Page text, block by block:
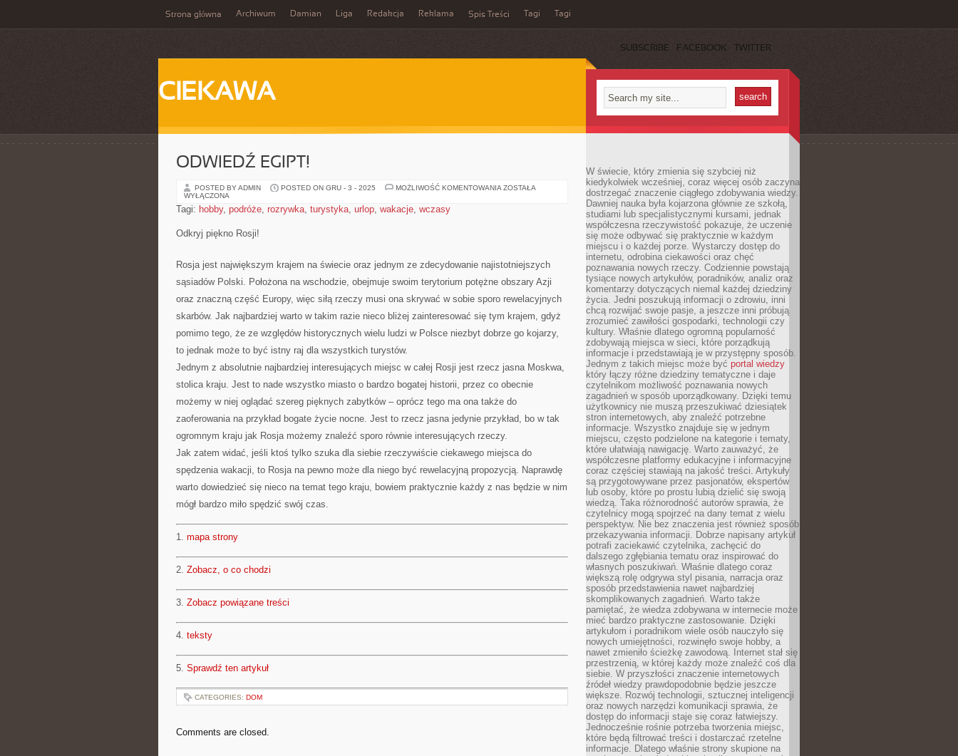
Strona główna Archiwum Damian Liga Redakcja Reklama Spis Treści Tagi Tagi
SUBSCRIBE FACEBOOK TWITTER
CIEKAWA
ODWIEDŹ EGIPT!
POSTED BY ADMIN POSTED ON GRU - 3 - 2025 MOŻLIWOŚĆ KOMENTOWANIA ODWIEDŹ
ZOSTAŁA
WYŁĄCZONA
Tagi: hobby, podróże, rozrywka, turystyka, urlop, wakacje, wczasy
Odkryj piękno Rosji!
Rosja jest największym krajem na świecie oraz jednym ze zdecydowanie najistotniejszych
sąsiadów Polski. Położona na wschodzie, obejmuje swoim terytorium potężne obszary Azji
oraz znaczną część Europy, więc siłą rzeczy musi ona skrywać w sobie sporo rewelacyjnych
skarbów. Jak najbardziej warto w takim razie nieco bliżej zainteresować się tym krajem, gdyż
pomimo tego, że ze względów historycznych wielu ludzi w Polsce niezbyt dobrze go kojarzy,
to jednak może to być istny raj dla wszystkich turystów.
Jednym z absolutnie najbardziej interesujących miejsc w całej Rosji jest rzecz jasna Moskwa,
stolica kraju. Jest to nade wszystko miasto o bardzo bogatej historii, przez co obecnie
możemy w niej oglądać szereg pięknych zabytków – oprócz tego ma ona także do
zaoferowania na przykład bogate życie nocne. Jest to rzecz jasna jedynie przykład, bo w tak
ogromnym kraju jak Rosja możemy znaleźć sporo równie interesujących rzeczy.
Jak zatem widać, jeśli ktoś tylko szuka dla siebie rzeczywiście ciekawego miejsca do
spędzenia wakacji, to Rosja na pewno może dla niego być rewelacyjną propozycją. Naprawdę
warto dowiedzieć się nieco na temat tego kraju, bowiem praktycznie każdy z nas będzie w nim
mógł bardzo miło spędzić swój czas.
1. mapa strony
2. Zobacz, o co chodzi
3. Zobacz powiązane treści
4. teksty
5. Sprawdź ten artykuł
CATEGORIES: DOM
Comments are closed.
W świecie, który zmienia się szybciej niż
kiedykolwiek wcześniej, coraz więcej osób zaczyna
dostrzegać znaczenie ciągłego zdobywania wiedzy.
Dawniej nauka była kojarzona głównie ze szkołą,
studiami lub specjalistycznymi kursami, jednak
współczesna rzeczywistość pokazuje, że uczenie
się może odbywać się praktycznie w każdym
miejscu i o każdej porze. Wystarczy dostęp do
internetu, odrobina ciekawości oraz chęć
poznawania nowych rzeczy. Codziennie powstają
tysiące nowych artykułów, poradników, analiz oraz
komentarzy dotyczących niemal każdej dziedziny
życia. Jedni poszukują informacji o zdrowiu, inni
chcą rozwijać swoje pasje, a jeszcze inni próbują
zrozumieć zawiłości gospodarki, technologii czy
kultury. Właśnie dlatego ogromną popularność
zdobywają miejsca w sieci, które porządkują
informacje i przedstawiają je w przystępny sposób.
Jednym z takich miejsc może być portal wiedzy
który łączy różne dziedziny tematyczne i daje
czytelnikom możliwość poznawania nowych
zagadnień w sposób uporządkowany. Dzięki temu
użytkownicy nie muszą przeszukiwać dziesiątek
stron internetowych, aby znaleźć potrzebne
informacje. Wszystko znajduje się w jednym
miejscu, często podzielone na kategorie i tematy,
które ułatwiają nawigację. Warto zauważyć, że
współczesne platformy edukacyjne i informacyjne
coraz częściej stawiają na jakość treści. Artykuły
są przygotowywane przez pasjonatów, ekspertów
lub osoby, które po prostu lubią dzielić się swoją
wiedzą. Taka różnorodność autorów sprawia, że
czytelnicy mogą spojrzeć na dany temat z wielu
perspektyw. Nie bez znaczenia jest również sposób
przekazywania informacji. Dobrze napisany artykuł
potrafi zaciekawić czytelnika, zachęcić do
dalszego zgłębiania tematu oraz inspirować do
własnych poszukiwań. Właśnie dlatego coraz
większą rolę odgrywa styl pisania, narracja oraz
sposób przedstawienia nawet najbardziej
skomplikowanych zagadnień. Warto także
pamiętać, że wiedza zdobywana w internecie może
mieć bardzo praktyczne zastosowanie. Dzięki
artykułom i poradnikom wiele osób nauczyło się
nowych umiejętności, rozwinęło swoje hobby, a
nawet zmieniło ścieżkę zawodową. Internet stał się
przestrzenią, w której każdy może znaleźć coś dla
siebie. W przyszłości znaczenie internetowych
źródeł wiedzy prawdopodobnie będzie jeszcze
większe. Rozwój technologii, sztucznej inteligencji
oraz nowych narzędzi komunikacji sprawia, że
dostęp do informacji staje się coraz łatwiejszy.
Jednocześnie rośnie potrzeba tworzenia miejsc,
które będą filtrować treści i dostarczać rzetelne
informacje. Dlatego właśnie strony skupione na